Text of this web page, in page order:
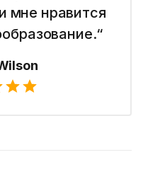
мне нравится